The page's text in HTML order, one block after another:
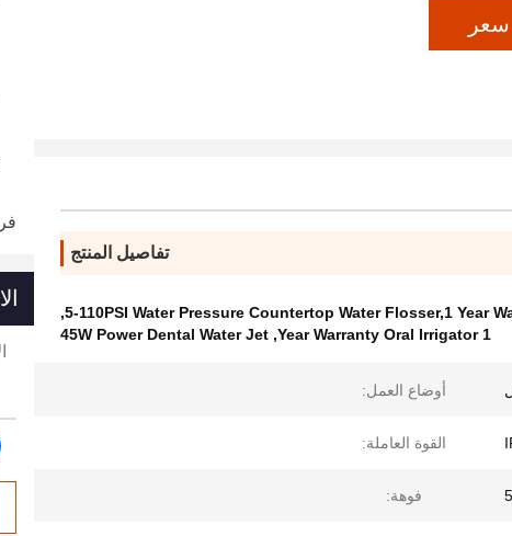
تفاصيل المنتج
5-110PSI Water Pressure Countertop Water Flosser,1 Year
,
1 Year Warranty Oral Irrigator
,
45W Power Dental Water Jet
أوضاع العمل:
القوة العاملة:
فوهة: